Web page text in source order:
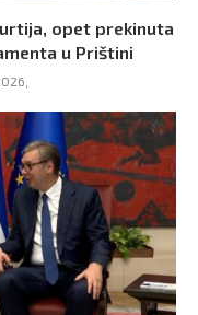
opet prekinuta
u Prištini